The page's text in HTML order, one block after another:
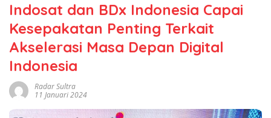
Indosat dan BDx Indonesia Capai
Kesepakatan Penting Terkait
Akselerasi Masa Depan Digital
Indonesia
Radar Sultra
11 Januari 2024